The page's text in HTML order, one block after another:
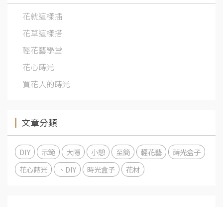
花就這樣插
花草這樣搭
輕花藝學堂
花心蒔光
買花人的蒔光
文章分類
DIY 示範 大隱 小憩 至簡 輕花藝
蒔光盒子
花心蒔光
、DIY 時光盒子 花材